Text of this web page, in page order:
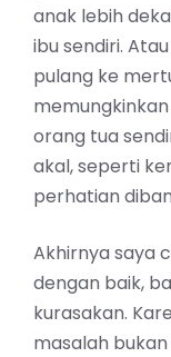
anak lebih
ibu sendiri.
pulang ke
orang tua
akal, seperti
perhatian
Akhirnya saya
dengan baik,
kurasakan.
masalah